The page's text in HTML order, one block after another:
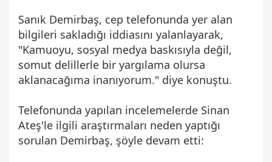
Sanık Demirbaş, cep telefonunda yer alan
bilgileri sakladığı iddiasını yalanlayarak,
"Kamuoyu, sosyal medya baskısıyla değil,
somut delillerle bir yargılama olursa
aklanacağıma inanıyorum." diye konuştu.
Telefonunda yapılan incelemelerde Sinan
Ateş'le ilgili araştırmaları neden yaptığı
sorulan Demirbaş, şöyle devam etti: